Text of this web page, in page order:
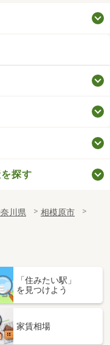
探す
川県
相模原市
「住みたい駅」
を見つけよう
家賃相場